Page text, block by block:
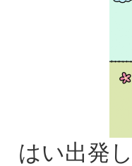
はい出発